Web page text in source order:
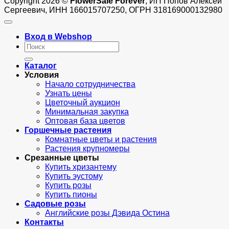
Сергеевич, ИНН 166015707250, ОГРН 318169000132980
Вход в Webshop
Искать:
Каталог
Условия
Начало сотрудничества
Узнать цены
Цветочный аукцион
Минимальная закупка
Оптовая база цветов
Горшечные растения
Комнатные цветы и растения
Растения крупномеры
Срезанные цветы
Купить хризантему
Купить эустому
Купить розы
Купить пионы
Садовые розы
Английские розы Дэвида Остина
Контакты